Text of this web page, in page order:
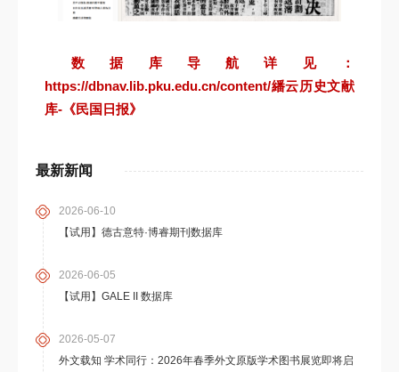
最新新闻
2026-06-10
【试用】德古意特·博睿期刊数据库
2026-06-05
【试用】GALE II 数据库
2026-05-07
外文载知 学术同行：2026年春季外文原版学术图书展览即将启
数据库导航详见：
https://dbnav.lib.pku.edu.cn/content/繙云历史文献
库-《民国日报》